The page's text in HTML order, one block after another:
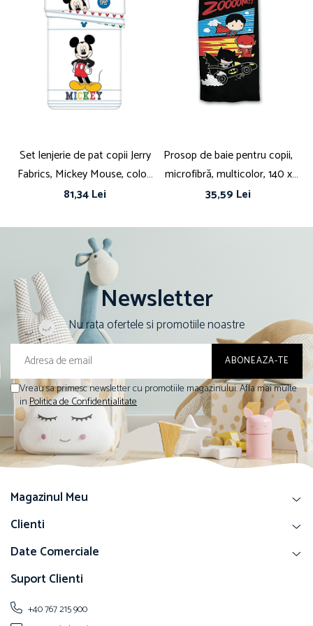
Dimensiuni husă pilotă (cm) 140 x 200
Dimensiuni fată de pernă (cm) 70 x 90
Set lenjerie de pat copii Jerry
Fabrics, Mickey Mouse, color,
bumbac, 1 persoană, 2 piese,
40x60 cm
81,34 Lei
Prosop de baie pentru copii,
microfibră, multicolor, 140 x
70 cm, Zoooom, Batman
35,59 Lei
Newsletter
Nu rata ofertele si promotiile noastre
Vreau sa primesc newsletter cu promotiile magazinului. Afla mai multe
inPolitica de Confidentialitate
Magazinul Meu
Clienti
Date Comerciale
Suport Clienti
+40 767 215 900